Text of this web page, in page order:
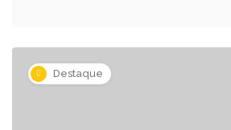
Destaque